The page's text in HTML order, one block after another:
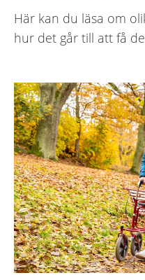
Här kan du läsa om
hur det går till att få